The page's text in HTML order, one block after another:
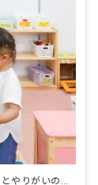
医療の現場で咲かせる笑顔、働きやすさとやりがいの両立を目指します